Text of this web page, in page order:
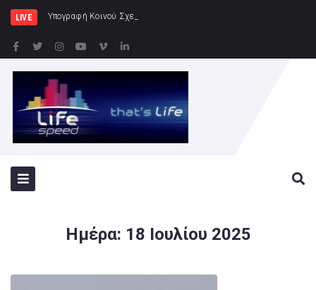
LIVE Υπογραφή Κοινού Σχεδίου Δράσης Ελλάδας – Κύ
Ημέρα: 18 Ιουλίου 2025